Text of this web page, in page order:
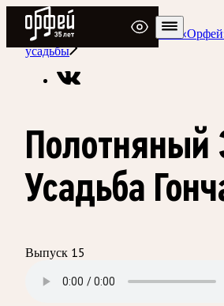
Радио Орфей
Радио классической музыки
усадьбы
Полотняный
Усадьба
Выпуск 15